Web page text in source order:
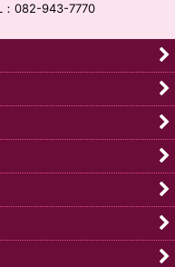
：082-943-7770